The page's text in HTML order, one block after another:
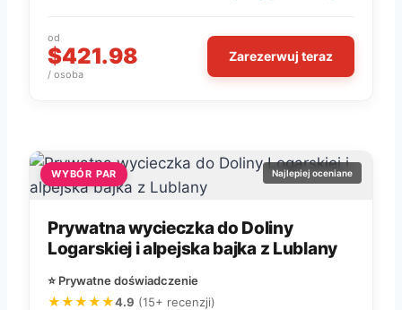
od
$421.98
/ osoba
Zarezerwuj teraz
WYBÓR PAR Najlepiej oceniane
Prywatna wycieczka do Doliny
Logarskiej i alpejska bajka z Lublany
⭐ Prywatne doświadczenie
★★★★★4.9 (15+ recenzji)